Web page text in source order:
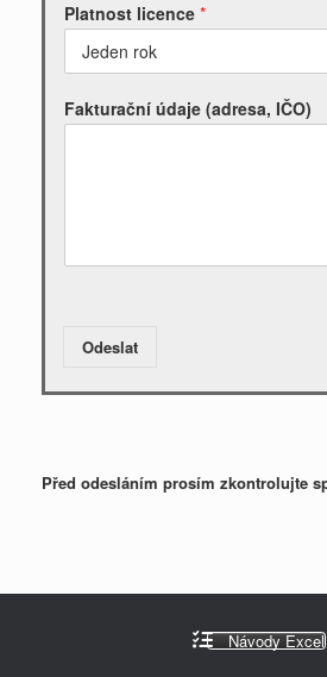
Platnost licence *
Fakturační údaje (adresa, IČO)
Odeslat
Před odesláním prosím zkontrolujte
Návody Excel